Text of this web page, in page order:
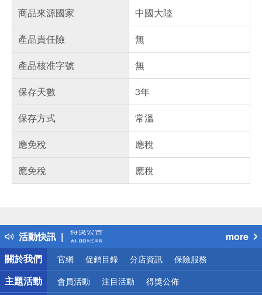
商品來源國家
中國大陸
產品責任險
無
產品核准字號
無
保存天數
3年
保存方式
常溫
應免稅
應稅
應免稅
應稅
活動快訊
得獎公告
熱門話題
銀行優惠
偏遠地區配送
詐騙網頁！請小心！
more
關於我們
官網 促銷目錄 分店資訊 保險服務
主題活動 會員活動 注目活動 得獎公佈